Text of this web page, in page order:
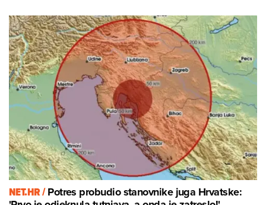
NET.HR /Potres probudio stanovnike juga Hrvatske: